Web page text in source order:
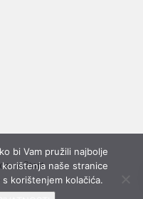
- eStart
bi Vam pružili najbolje
naše stranice
korištenjem kolačića.